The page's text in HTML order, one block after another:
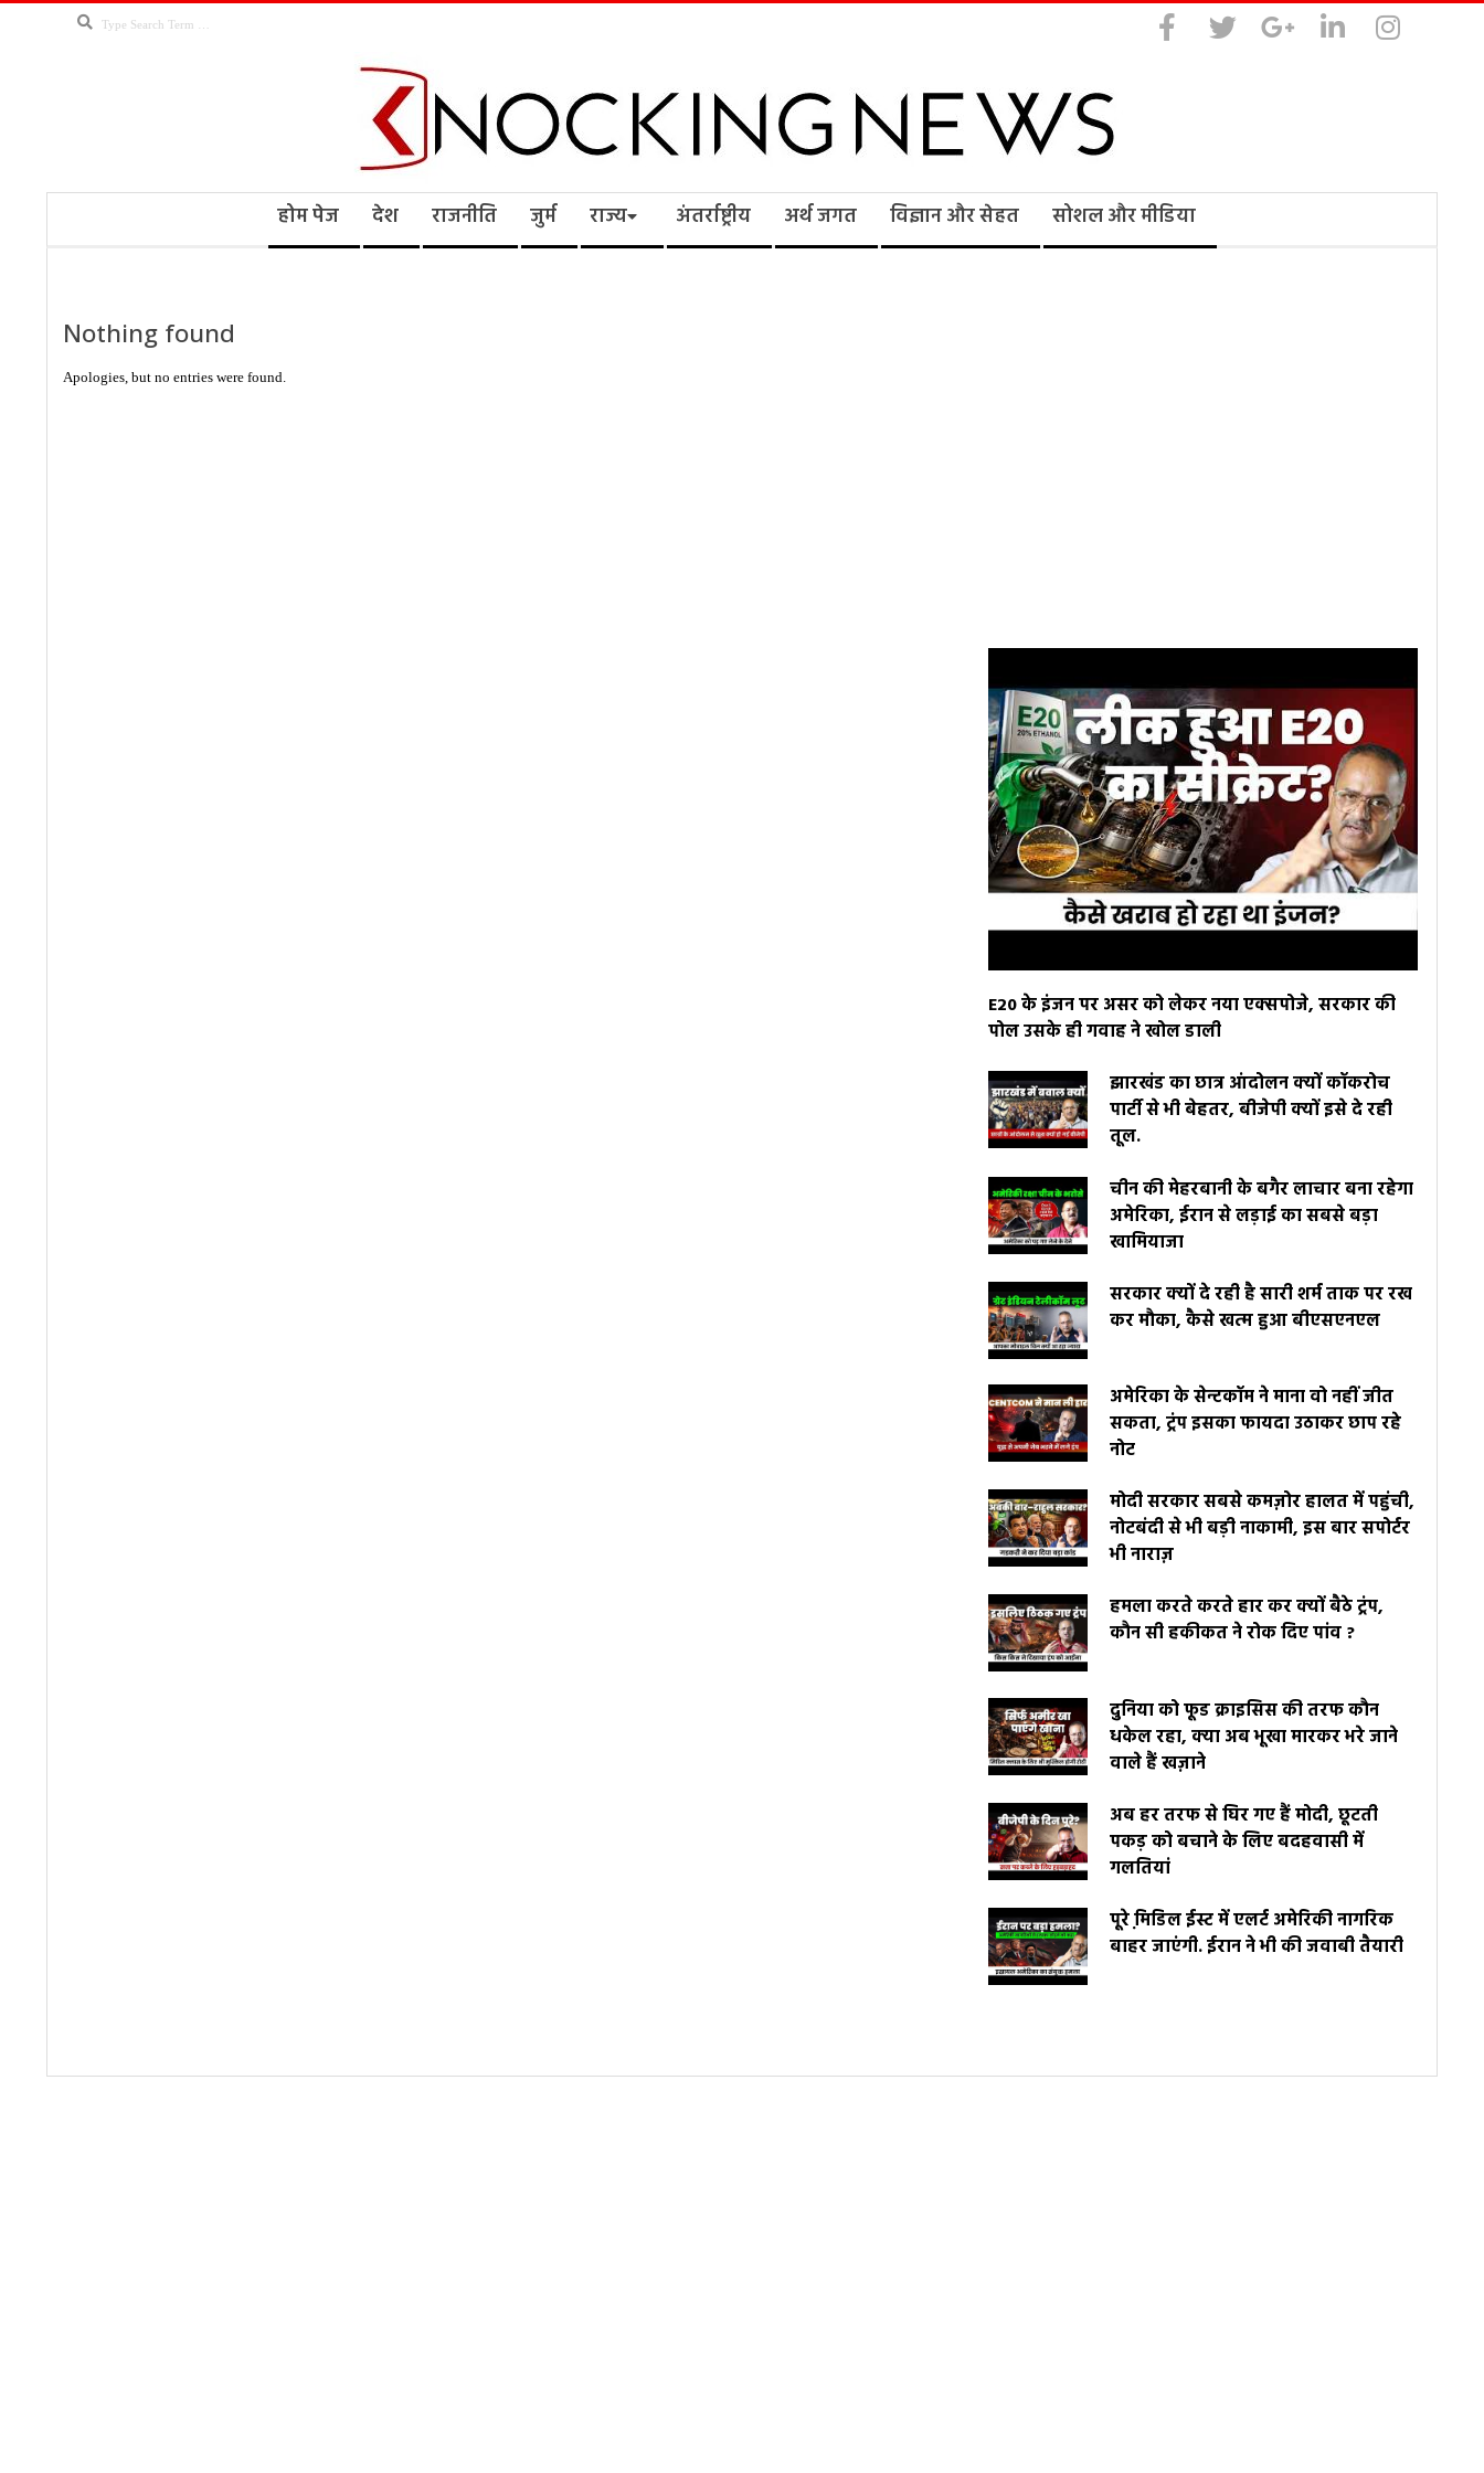
Search
Knocking
होम पेज देश राजनीति जुर्म राज्य अंतर्राष्ट्रीय अर्थ जगत विज्ञान और सेहत सोशल और मीडिया
Nothing found
Apologies, but no entries were found.
E20 के इंजन पर असर को लेकर नया एक्सपोजे, सरकार की
पोल उसके ही गवाह ने खोल डाली
झारखंड का छात्र आंदोलन क्यों कॉकरोच
पार्टी से भी बेहतर, बीजेपी क्यों इसे दे रही
तूल.
चीन की मेहरबानी के बगैर लाचार बना रहेगा
अमेरिका, ईरान से लड़ाई का सबसे बड़ा
खामियाजा
सरकार क्यों दे रही है सारी शर्म ताक पर रख
कर मौका, कैसे खत्म हुआ बीएसएनएल
अमेरिका के सेन्टकॉम ने माना वो नहीं जीत
सकता, ट्रंप इसका फायदा उठाकर छाप रहे
नोट
मोदी सरकार सबसे कमज़ोर हालत में पहुंची,
नोटबंदी से भी बड़ी नाकामी, इस बार सपोर्टर
भी नाराज़
हमला करते करते हार कर क्यों बैठे ट्रंप,
कौन सी हकीकत ने रोक दिए पांव ?
दुनिया को फूड क्राइसिस की तरफ कौन
धकेल रहा, क्या अब भूखा मारकर भरे जाने
वाले हैं खज़ाने
अब हर तरफ से घिर गए हैं मोदी, छूटती
पकड़ को बचाने के लिए बदहवासी में
गलतियां
पूरे मि़डिल ईस्ट में एलर्ट अमेरिकी नागरिक
बाहर जाएंगी. ईरान ने भी की जवाबी तैयारी